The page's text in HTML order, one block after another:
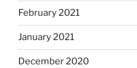
February 2021
January 2021
December 2020